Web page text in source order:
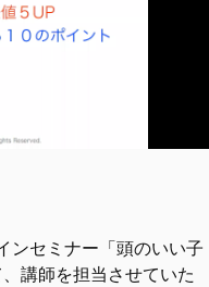
ンセミナー「頭のいい子
講師を担当させていた